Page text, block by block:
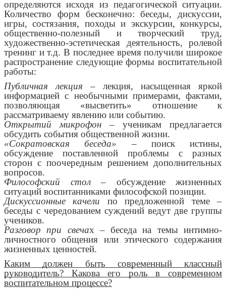
определяются исходя из педагогической ситуации.
Количество форм бесконечно: беседы, дискуссии,
игры, состязания, походы и экскурсии, конкурсы,
общественно-полезный и творческий труд,
художественно-эстетическая деятельность, ролевой
тренинг и т.д. В последнее время получили широкое
распространение следующие формы воспитательной
работы:
Публичная лекция – лекция, насыщенная яркой
информацией с необычными примерами, фактами,
позволяющая «высветить» отношение к
рассматриваему явлению или событию.
Открытий микрофон – ученикам предлагается
обсудить события общественной жизни.
«Сократовская беседа» – поиск истины,
обсуждение поставленной проблемы с разных
сторон с поочередным решением дополнительных
вопросов.
Философский стол– обсуждение жизненных
ситуаций воспитанниками философской позиции.
Дискуссионные качели по предложенной теме –
беседы с чередованием суждений ведут две группы
учеников.
Разговор при свечах – беседа на темы интимно-
личностного общения или этического содержания
жизненных ценностей.
Каким должен быть современный классный
руководитель? Какова его роль в современном
воспитательном процессе?